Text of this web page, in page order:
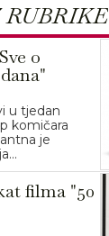
o
u tjedan
komičara
je
filma "50